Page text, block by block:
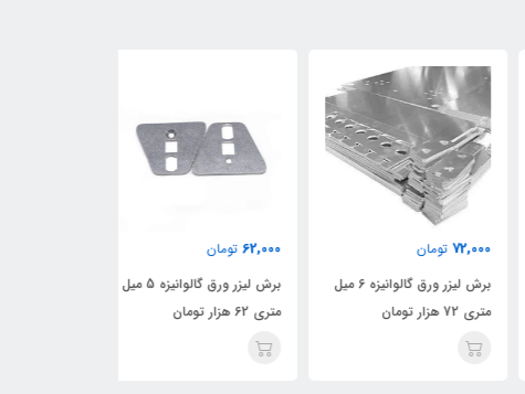
72,000 تومان
برش لیزر ورق گالوانیزه 6 میل
متری 72 هزار تومان
62,000 تومان
برش لیزر ورق گالوانیزه 5 میل
متری 62 هزار تومان